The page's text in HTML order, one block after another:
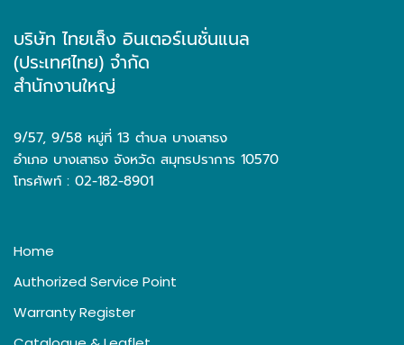
บริษัท ไทยเส็ง อินเตอร์เนชั่นแนล
(ประเทศไทย) จำกัด
สำนักงานใหญ่
9/57, 9/58 หมู่ที่ 13 ตำบล บางเสาธง
อำเภอ บางเสาธง จังหวัด สมุทรปราการ 10570
โทรศัพท์ : 02-182-8901
Home
Authorized Service Point
Warranty Register